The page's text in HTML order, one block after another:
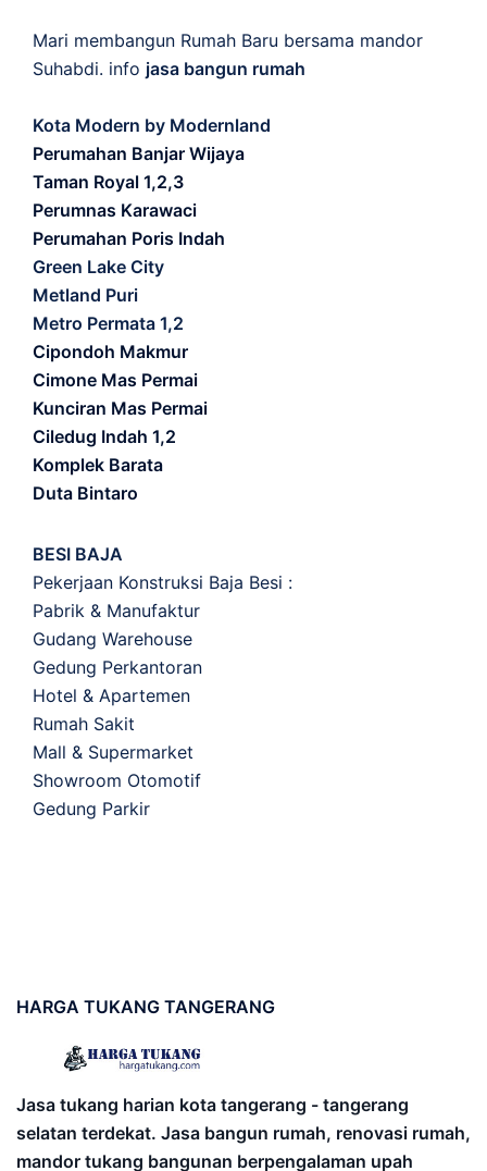
Mari membangun Rumah Baru bersama mandor
Suhabdi. info jasa bangun rumah
Kota Modern by Modernland
Perumahan Banjar Wijaya
Taman Royal 1,2,3
Perumnas Karawaci
Perumahan Poris Indah
Green Lake City
Metland Puri
Metro Permata 1,2
Cipondoh Makmur
Cimone Mas Permai
Kunciran Mas Permai
Ciledug Indah 1,2
Komplek Barata
Duta Bintaro
BESI BAJA
Pekerjaan Konstruksi Baja Besi :
Pabrik & Manufaktur
Gudang Warehouse
Gedung Perkantoran
Hotel & Apartemen
Rumah Sakit
Mall & Supermarket
Showroom Otomotif
Gedung Parkir
HARGA TUKANG TANGERANG
Jasa tukang harian kota tangerang - tangerang
selatan terdekat. Jasa bangun rumah, renovasi rumah,
mandor tukang bangunan berpengalaman upah